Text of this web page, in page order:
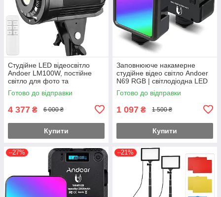
Студійне LED відеосвітло
Andoer LM100W, постійне
світло для фото та
відеозйомки, COB 100W,
Bowens, CRI 95+, 5600K
Готово до відправки
4 377 ₴ 6 000 ₴
Купити
Заповнююче накамерне
студійне відео світло Andoer
N69 RGB | світлодіодна LED
лампа для фото і відео на
штатив, 6W
Готово до відправки
1 097 ₴ 1 500 ₴
Купити
–27% –21%